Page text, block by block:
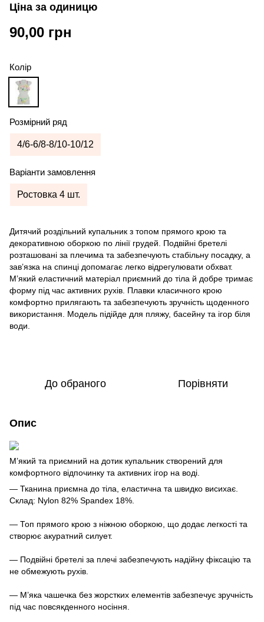
Ціна за одиницю
90,00 грн
Колір
Розмірний ряд
4/6-6/8-8/10-10/12
Варіанти замовлення
Ростовка 4 шт.
Дитячий роздільний купальник з топом прямого крою та
декоративною оборкою по лінії грудей. Подвійні бретелі
розташовані за плечима та забезпечують стабільну посадку, а
зав’язка на спинці допомагає легко відрегулювати обхват.
М’який еластичний матеріал приємний до тіла й добре тримає
форму під час активних рухів. Плавки класичного крою
комфортно прилягають та забезпечують зручність щоденного
використання. Модель підійде для пляжу, басейну та ігор біля
води.
До обраного Порівняти
Опис
М’який та приємний на дотик купальник створений для
комфортного відпочинку та активних ігор на воді.
— Тканина приємна до тіла, еластична та швидко висихає.
Склад: Nylon 82% Spandex 18%.
— Топ прямого крою з ніжною оборкою, що додає легкості та
створює акуратний силует.
— Подвійні бретелі за плечі забезпечують надійну фіксацію та
не обмежують рухів.
— М’яка чашечка без жорстких елементів забезпечує зручність
під час повсякденного носіння.